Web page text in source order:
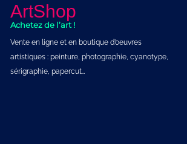
ArtShop
Achetez de l’art !
Vente en ligne et en boutique d’oeuvres
artistiques : peinture, photographie, cyanotype,
sérigraphie, papercut…